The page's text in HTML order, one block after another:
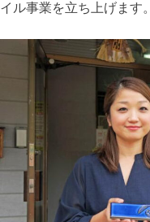
イル事業を立ち上げます。